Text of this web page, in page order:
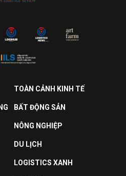
TOÀN CẢNH KINH TẾ
BẤT ĐỘNG SẢN
NÔNG NGHIỆP
DU LỊCH
LOGISTICS XANH